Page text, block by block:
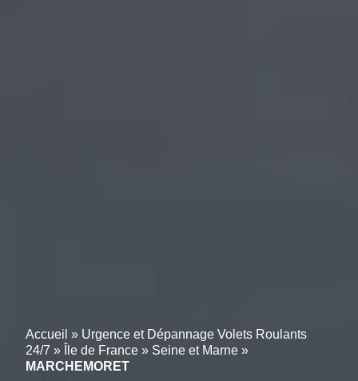
Accueil » Urgence et Dépannage Volets Roulants
24/7 » Île de France » Seine et Marne »
MARCHEMORET